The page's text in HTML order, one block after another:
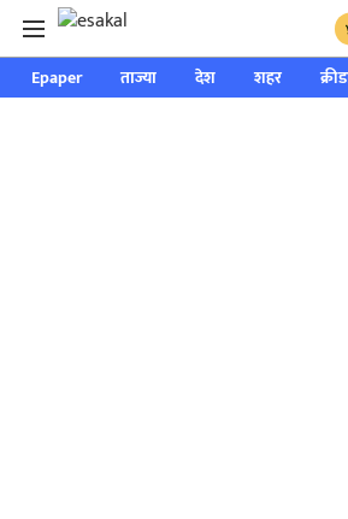
Epaper ताज्या देश शहर